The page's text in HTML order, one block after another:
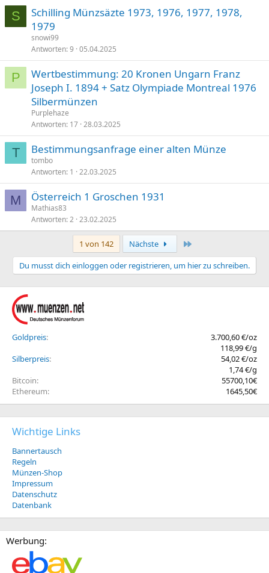
S
Schilling Münzsäzte 1973, 1976, 1977, 1978,
1979
snowi99
Antworten 9 05.04.2025
P
Wertbestimmung: 20 Kronen Ungarn Franz
Joseph I. 1894 + Satz Olympiade Montreal 1976
Silbermünzen
Purplehaze
Antworten 17 28.03.2025
T Bestimmungsanfrage einer alten Münze
tombo
Antworten 1 22.03.2025
M Österreich 1 Groschen 1931
Mathias83
Antworten 2 23.02.2025
1 von 142 Nächste
Du musst dich einloggen oder registrieren, um hier zu schreiben.
Goldpreis
3.700,60 €/oz
118,99 €/g
Silberpreis
54,02 €/oz
1,74 €/g
Bitcoin
55700,10€
Ethereum
1645,50€
Wichtige Links
Bannertausch
Regeln
Münzen-Shop
Impressum
Datenschutz
Datenbank
Werbung: